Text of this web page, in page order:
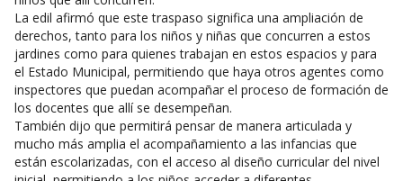
La edil afirmó que este traspaso significa una ampliación de
derechos, tanto para los niños y niñas que concurren a estos
jardines como para quienes trabajan en estos espacios y para
el Estado Municipal, permitiendo que haya otros agentes como
inspectores que puedan acompañar el proceso de formación de
los docentes que allí se desempeñan.
También dijo que permitirá pensar de manera articulada y
mucho más amplia el acompañamiento a las infancias que
están escolarizadas, con el acceso al diseño curricular del nivel